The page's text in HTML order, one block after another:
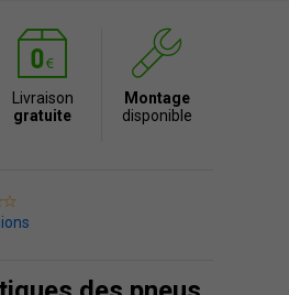
Livraison
gratuite
Montage
disponible